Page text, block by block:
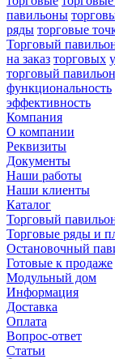
павильоны
ряды торговые
Торговый
на заказ торговых
торговый павильон
функциональность
эффективность
Компания
О компании
Реквизиты
Документы
Наши работы
Наши клиенты
Каталог
Торговый
Торговые ряды и
Остановочный
Готовые к продаже
Модульный дом
Информация
Доставка
Оплата
Вопрос-ответ
Статьи